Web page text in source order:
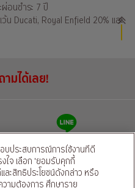
อนชำระ 7 ปี
Ducati, Royal Enfield 20% และ
ามได้เลย!
แชทผ่านไลน์
รองข้อมูลส่วนบุคคลของผู้ให้บริการ
บประสบการณ์การใช้งานที่ดี
ใจ เลือก 'ยอมรับคุกกี้
ะสิทธิประโยชน์ดังกล่าว หรือ
ามต้องการ ศึกษาราย